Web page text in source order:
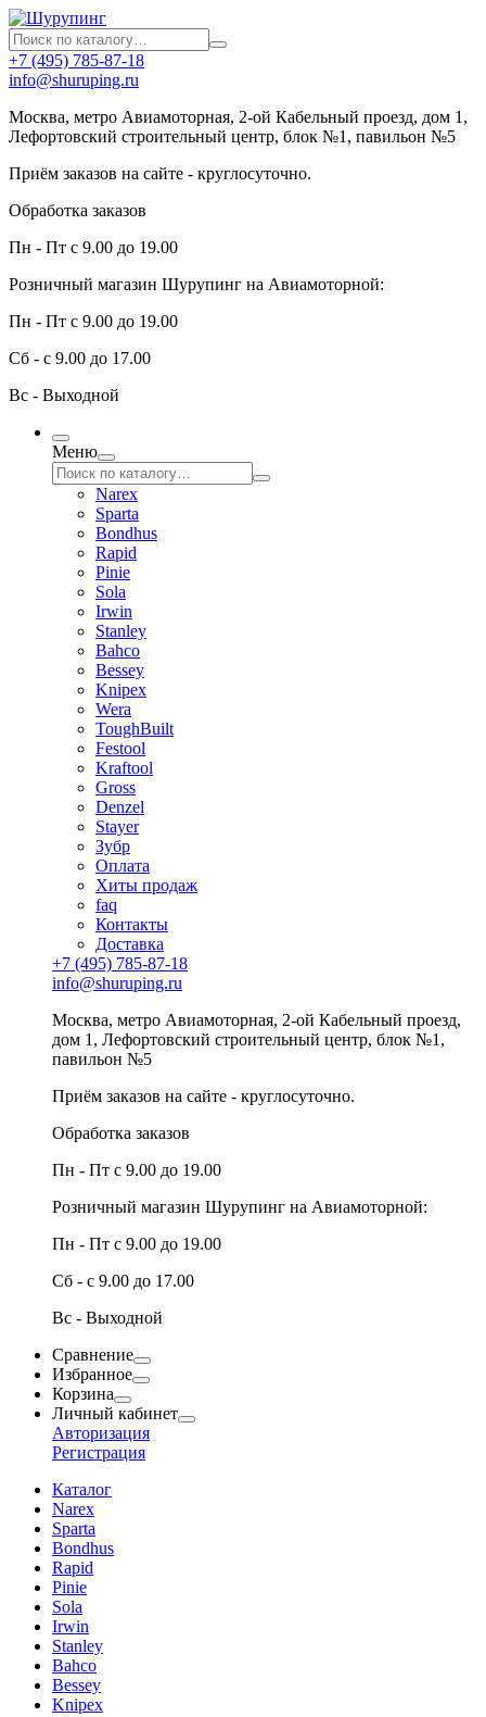
+7 (495) 785-87-18
info@shuruping.ru
Москва, метро Авиамоторная, 2-ой Кабельный проезд, дом 1,
Лефортовский строительный центр, блок №1, павильон №5
Приём заказов на сайте - круглосуточно.
Обработка заказов
Пн - Пт с 9.00 до 19.00
Розничный магазин Шурупинг на Авиамоторной:
Пн - Пт с 9.00 до 19.00
Сб - с 9.00 до 17.00
Вс - Выходной
Меню
Narex
Sparta
Bondhus
Rapid
Pinie
Sola
Irwin
Stanley
Bahco
Bessey
Knipex
Wera
ToughBuilt
Festool
Kraftool
Gross
Denzel
Stayer
Зубр
Оплата
Хиты продаж
faq
Контакты
Доставка
+7 (495) 785-87-18
info@shuruping.ru
Москва, метро Авиамоторная, 2-ой Кабельный проезд,
дом 1, Лефортовский строительный центр, блок №1,
павильон №5
Приём заказов на сайте - круглосуточно.
Обработка заказов
Пн - Пт с 9.00 до 19.00
Розничный магазин Шурупинг на Авиамоторной:
Пн - Пт с 9.00 до 19.00
Сб - с 9.00 до 17.00
Вс - Выходной
Сравнение
Избранное
Корзина
Личный кабинет
Авторизация
Регистрация
Каталог
Narex
Sparta
Bondhus
Rapid
Pinie
Sola
Irwin
Stanley
Bahco
Bessey
Knipex